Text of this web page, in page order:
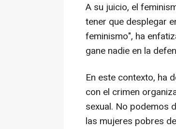
A su juicio, el
tener que desplegar
feminismo", ha
gane nadie en la
En este contexto, ha
con el crimen
sexual. No podemos
las mujeres pobres